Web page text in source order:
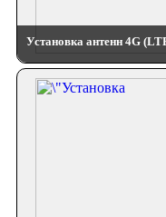
Установка антенн 4G